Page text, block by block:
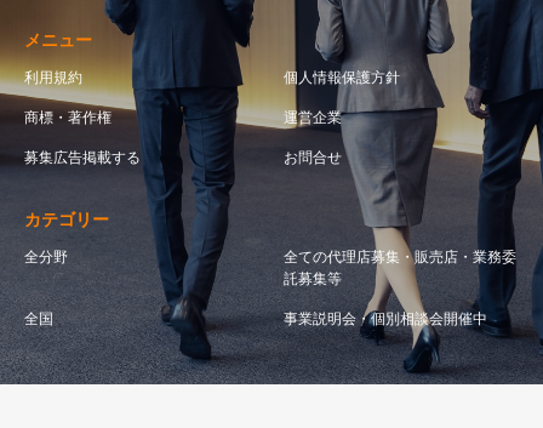
メニュー
利用規約 個人情報保護方針
商標・著作権 運営企業
募集広告掲載する お問合せ
カテゴリー
全分野
全ての代理店募集・販売店・業務委
託募集等
全国 事業説明会・個別相談会開催中